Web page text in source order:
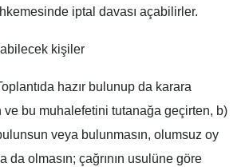
iptal davası açabilirler.
kişiler
hazır bulunup da karara
ve bu muhalefetini tutanağa geçirten, b)
veya bulunmasın, olumsuz oy
da olmasın; çağrının usulüne göre